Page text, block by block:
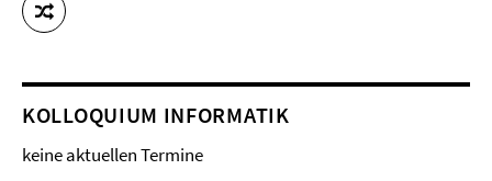
KOLLOQUIUM INFORMATIK
keine aktuellen Termine